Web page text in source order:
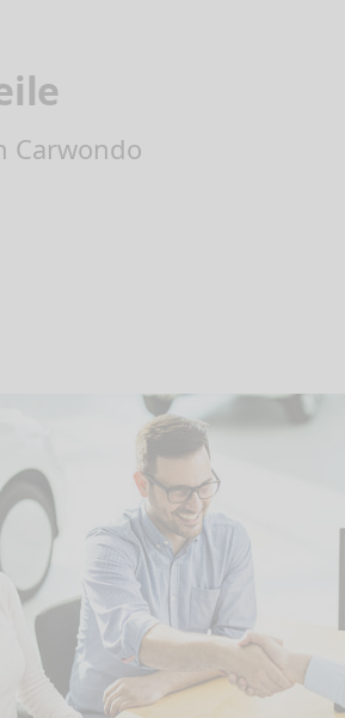
Carwondo